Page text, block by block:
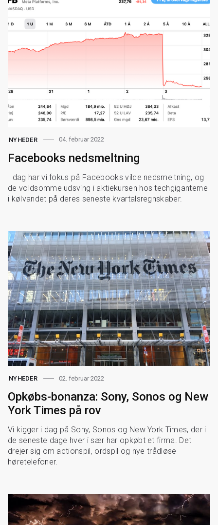
NYHEDER 04. februar 2022
Facebooks nedsmeltning
I dag har vi fokus på Facebooks vilde nedsmeltning, og
de voldsomme udsving i aktiekursen hos techgiganterne
i kølvandet på deres seneste kvartalsregnskaber.
NYHEDER 02. februar 2022
Opkøbs-bonanza: Sony, Sonos og New
York Times på rov
Vi kigger i dag på Sony, Sonos og New York Times, der i
de seneste dage hver i sær har opkøbt et firma. Det
drejer sig om actionspil, ordspil og nye trådløse
høretelefoner.